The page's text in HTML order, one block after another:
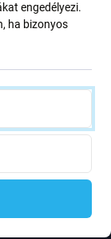
engedélyezi.
ha bizonyos